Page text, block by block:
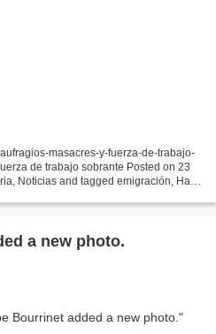
masacres-y-fuerza-de-trabajo-
de trabajo sobrante Posted on 23
Noticias and tagged emigración, Haití,
a new photo.